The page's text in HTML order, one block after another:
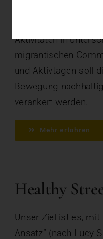
Aktivitäten in
migrantischen
und Aktivtagen soll
Bewegung
verankert werden.
Mehr erfahren
Healthy
Unser Ziel ist es, mit
Ansatz” (nach Lucy